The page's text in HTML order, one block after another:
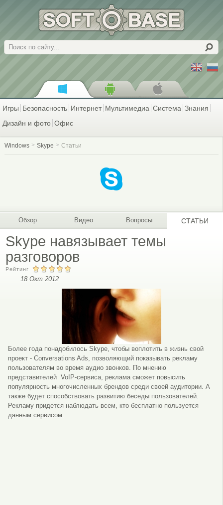
Поиск
Игры Безопасность Интернет Мультимедиа Система Знания
Дизайн и фото Офис
Windows Skype Статьи
Обзор Видео Вопросы СТАТЬИ
Skype навязывает темы
разговоров
Рейтинг
18 Окт 2012
Более года понадобилось Skype, чтобы воплотить в жизнь свой
проект - Conversations Ads, позволяющий показывать рекламу
пользователям во время аудио звонков. По мнению
представителей VoIP-сервиса, реклама сможет повысить
популярность многочисленных брендов среди своей аудитории. А
также будет способствовать развитию беседы пользователей.
Рекламу придется наблюдать всем, кто бесплатно пользуется
данным сервисом.